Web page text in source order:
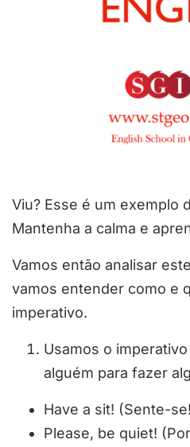
Viu? Esse é um exemplo
Mantenha a calma e
Vamos então analisar
vamos entender como e
imperativo.
Usamos o
alguém para fazer
Have a sit! (Sente-
Please, be quiet!